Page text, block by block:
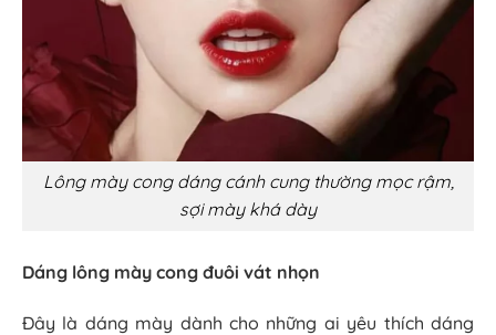
Lông mày cong dáng cánh cung thường mọc rậm,
sợi mày khá dày
Dáng lông mày cong đuôi vát nhọn
Đây là dáng mày dành cho những ai yêu thích dáng